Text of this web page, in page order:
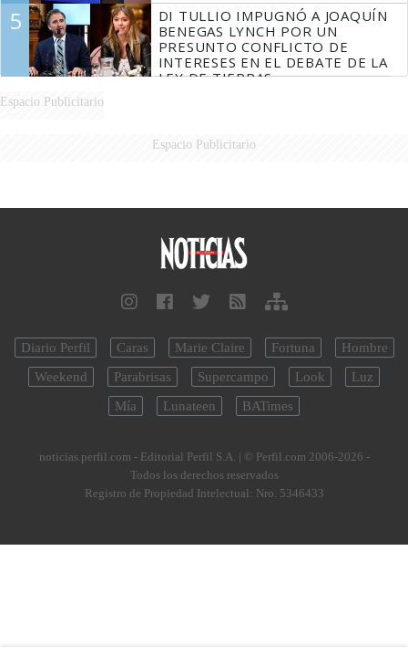
5
DI TULLIO IMPUGNÓ A JOAQUÍN
BENEGAS LYNCH POR UN
PRESUNTO CONFLICTO DE
INTERESES EN EL DEBATE DE LA
LEY DE TIERRAS
Espacio Publicitario
Espacio Publicitario
Diario Perfil Caras Marie Claire Fortuna
Hombre
Weekend
Parabrisas Supercampo Look
Luz
Mía
Lunateen BATimes
noticias.perfil.com - Editorial Perfil S.A. | © Perfil.com 2006-2026 -
Todos los derechos reservados
Registro de Propiedad Intelectual: Nro. 5346433